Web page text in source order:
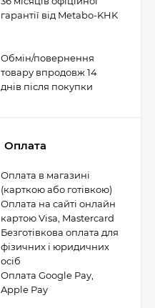
гарантії від Metabo-KHK
Обмін/повернення
товару впродовж 14
днів після покупки
Оплата
Оплата в магазині
(карткою або готівкою)
Оплата на сайті онлайн
картою Visa, Mastercard
Безготівкова оплата для
фізичних і юридичних
осіб
Оплата Google Pay,
Apple Pay